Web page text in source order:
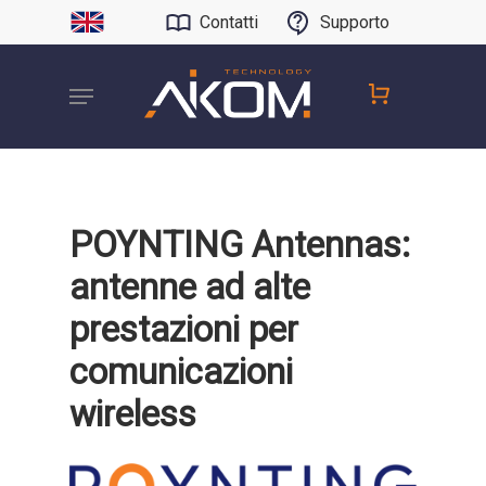
Contatti Supporto
POYNTING Antennas:
antenne ad alte
prestazioni per
comunicazioni
wireless